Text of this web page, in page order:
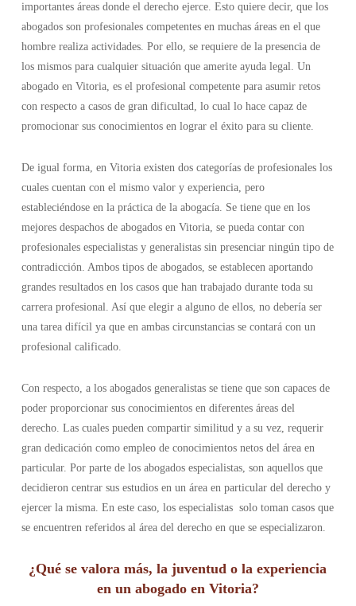
importantes áreas donde el derecho ejerce. Esto quiere decir, que los
abogados son profesionales competentes en muchas áreas en el que
hombre realiza actividades. Por ello, se requiere de la presencia de
los mismos para cualquier situación que amerite ayuda legal. Un
abogado en Vitoria, es el profesional competente para asumir retos
con respecto a casos de gran dificultad, lo cual lo hace capaz de
promocionar sus conocimientos en lograr el éxito para su cliente.
De igual forma, en Vitoria existen dos categorías de profesionales los
cuales cuentan con el mismo valor y experiencia, pero
estableciéndose en la práctica de la abogacía. Se tiene que en los
mejores despachos de abogados en Vitoria, se pueda contar con
profesionales especialistas y generalistas sin presenciar ningún tipo de
contradicción. Ambos tipos de abogados, se establecen aportando
grandes resultados en los casos que han trabajado durante toda su
carrera profesional. Así que elegir a alguno de ellos, no debería ser
una tarea difícil ya que en ambas circunstancias se contará con un
profesional calificado.
Con respecto, a los abogados generalistas se tiene que son capaces de
poder proporcionar sus conocimientos en diferentes áreas del
derecho. Las cuales pueden compartir similitud y a su vez, requerir
gran dedicación como empleo de conocimientos netos del área en
particular. Por parte de los abogados especialistas, son aquellos que
decidieron centrar sus estudios en un área en particular del derecho y
ejercer la misma. En este caso, los especialistas solo toman casos que
se encuentren referidos al área del derecho en que se especializaron.
¿Qué se valora más, la juventud o la experiencia
en un abogado en Vitoria?